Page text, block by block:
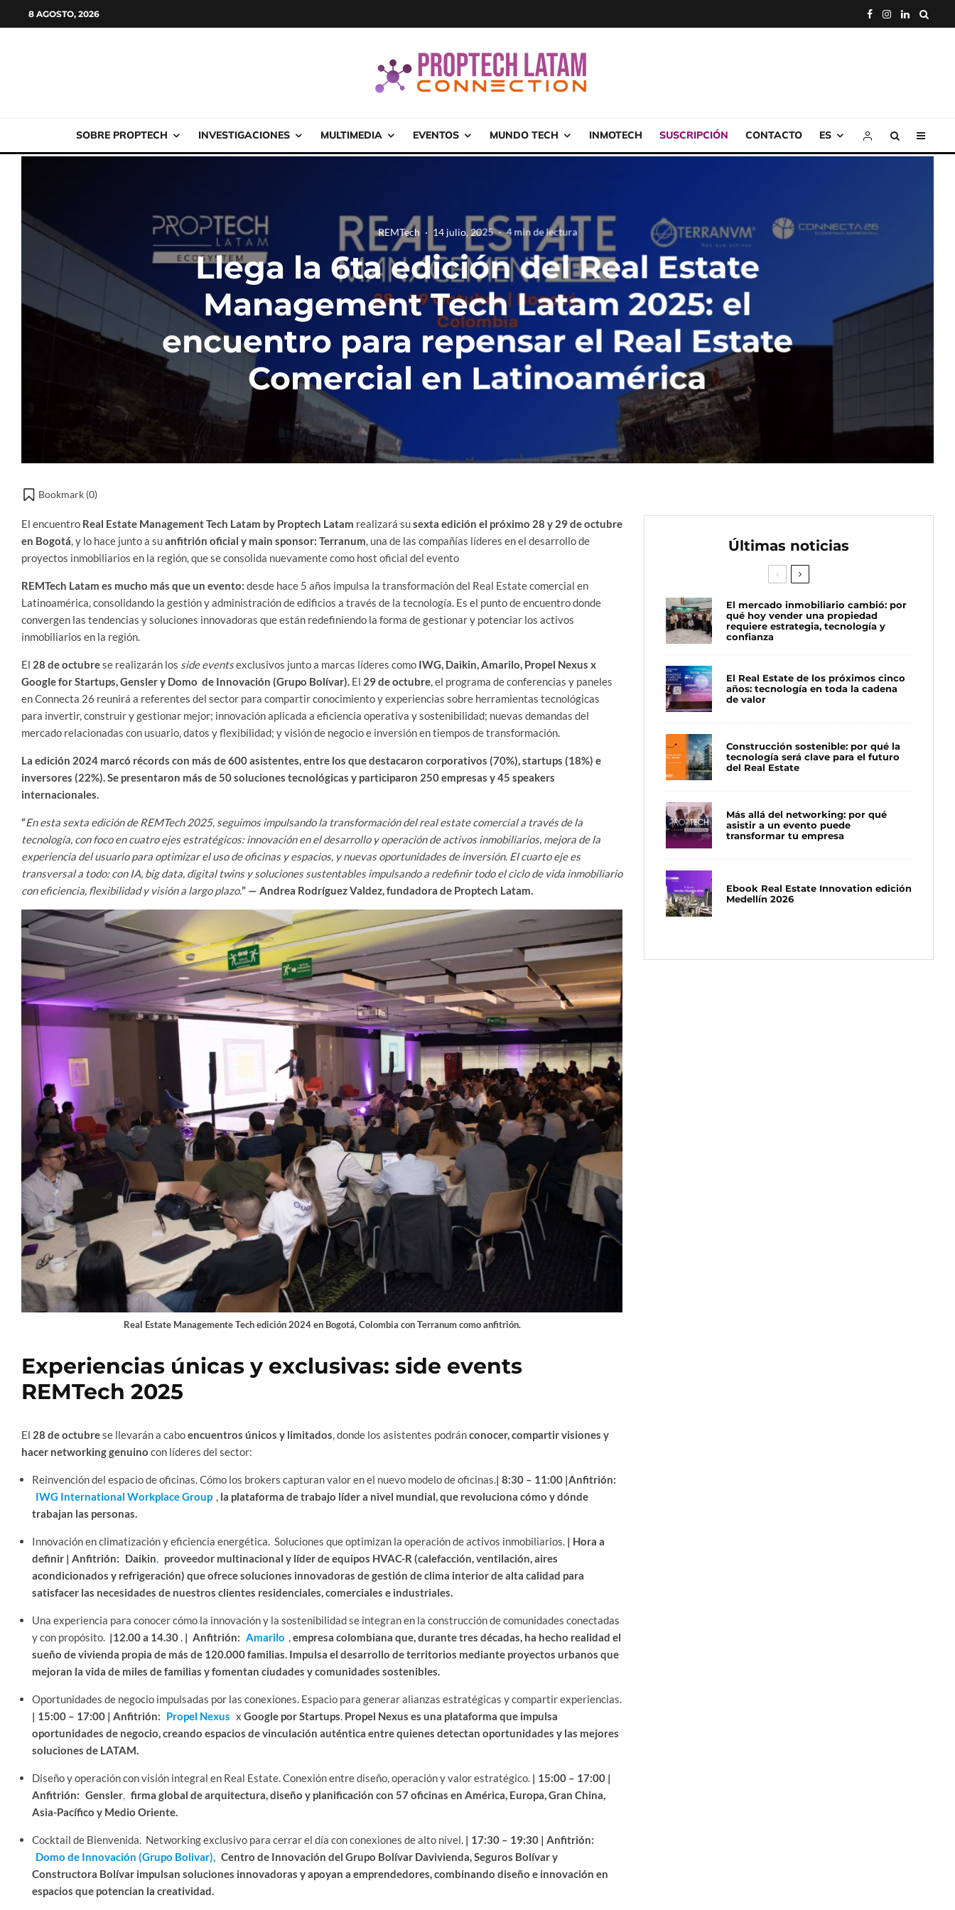
8 AGOSTO, 2026
SOBRE PROPTECH INVESTIGACIONES MULTIMEDIA EVENTOS MUNDO TECH INMOTECH SUSCRIPCIÓN CONTACTO ES
REMTech · 14 julio, 2025 · 4 min de lectura
Llega la 6ta edición del Real Estate
Management Tech Latam 2025: el
encuentro para repensar el Real Estate
Comercial en Latinoamérica
Bookmark (0)
El encuentro Real Estate Management Tech Latam by Proptech Latam realizará susexta edición el próximo 28 y 29 de octubre
en Bogotá, y lo hace junto a suanfitrión oficial y main sponsor: Terranum, una de las compañías líderes en el desarrollo de
proyectos inmobiliarios en la región, que se consolida nuevamente como host oficial del evento
REMTech Latam es mucho más que un evento: desde hace 5 años impulsa la transformación del Real Estate comercial en
Latinoamérica, consolidando la gestión y administración de edificios a través de la tecnología. Es el punto de encuentro donde
convergen las tendencias y soluciones innovadoras que están redefiniendo la forma de gestionar y potenciar los activos
inmobiliarios en la región.
El 28 de octubrese realizarán los side eventsexclusivos junto a marcas líderes como IWG, Daikin, Amarilo, Propel Nexus x
Google for Startups, Gensler y Domo de Innovación (Grupo Bolívar). El 29 de octubre, el programa de conferencias y paneles
en Connecta 26 reunirá a referentes del sector para compartir conocimiento y experiencias sobre herramientas tecnológicas
para invertir, construir y gestionar mejor; innovación aplicada a eficiencia operativa y sostenibilidad; nuevas demandas del
mercado relacionadas con usuario, datos y flexibilidad; y visión de negocio e inversión en tiempos de transformación.
La edición 2024 marcó récords con más de 600 asistentes, entre los que destacaron corporativos (70%), startups (18%) e
inversores (22%). Se presentaron más de 50 soluciones tecnológicas y participaron 250 empresas y 45 speakers
internacionales.
“En esta sexta edición de REMTech 2025, seguimos impulsando la transformación del real estate comercial a través de la
tecnología, con foco en cuatro ejes estratégicos: innovación en el desarrollo y operación de activos inmobiliarios, mejora de la
experiencia del usuario para optimizar el uso de oficinas y espacios, y nuevas oportunidades de inversión. El cuarto eje es
transversal a todo: con IA, big data, digital twins y soluciones sustentables impulsando a redefinir todo el ciclo de vida inmobiliario
con eficiencia, flexibilidad y visión a largo plazo.” — Andrea Rodríguez Valdez, fundadora de Proptech Latam.
Real Estate Managemente Tech edición 2024 en Bogotá, Colombia con Terranum como anfitrión.
Experiencias únicas y exclusivas: side events
REMTech 2025
El 28 de octubrese llevarán a caboencuentros únicos y limitados , donde los asistentes podránconocer, compartir visiones y
hacer networking genuino con líderes del sector:
Reinvención del espacio de oficinas. Cómo los brokers capturan valor en el nuevo modelo de oficinas. | 8:30 – 11:00 |Anfitrión:
IWG International Workplace Group
la plataforma de trabajo líder a nivel mundial, que revoluciona cómo y dónde
trabajan las personas.
Innovación en climatización y eficiencia energética. Soluciones que optimizan la operación de activos inmobiliarios. | Hora a
definir | Anfitrión: Daikin
proveedor multinacional y líder de equipos HVAC-R (calefacción, ventilación, aires
acondicionados y refrigeración) que ofrece soluciones innovadoras de gestión de clima interior de alta calidad para
satisfacer las necesidades de nuestros clientes residenciales, comerciales e industriales.
Una experiencia para conocer cómo la innovación y la sostenibilidad se integran en la construcción de comunidades conectadas
y con propósito. |12.00 a 14.30 | Anfitrión: Amarilo
empresa colombiana que, durante tres décadas, ha hecho realidad el
sueño de vivienda propia de más de 120.000 familias. Impulsa el desarrollo de territorios mediante proyectos urbanos que
mejoran la vida de miles de familias y fomentan ciudades y comunidades sostenibles.
Oportunidades de negocio impulsadas por las conexiones. Espacio para generar alianzas estratégicas y compartir experiencias.
| 15:00 – 17:00 | Anfitrión: Propel Nexus x Google por Startups Propel Nexus es una plataforma que impulsa
oportunidades de negocio, creando espacios de vinculación auténtica entre quienes detectan oportunidades y las mejores
soluciones de LATAM.
Diseño y operación con visión integral en Real Estate. Conexión entre diseño, operación y valor estratégico. | 15:00 – 17:00 |
Anfitrión: Gensler
firma global de arquitectura, diseño y planificación con 57 oficinas en América, Europa, Gran China,
Asia-Pacífico y Medio Oriente.
Cocktail de Bienvenida. Networking exclusivo para cerrar el día con conexiones de alto nivel. | 17:30 – 19:30 | Anfitrión:
Domo de Innovación (Grupo Bolivar)
Centro de Innovación del Grupo Bolívar Davivienda, Seguros Bolívar y
Constructora Bolívar impulsan soluciones innovadoras y apoyan a emprendedores, combinando diseño e innovación en
espacios que potencian la creatividad.
Últimas noticias
El mercado inmobiliario cambió: por
qué hoy vender una propiedad
requiere estrategia, tecnología y
confianza
El Real Estate de los próximos cinco
años: tecnología en toda la cadena
de valor
Construcción sostenible: por qué la
tecnología será clave para el futuro
del Real Estate
Más allá del networking: por qué
asistir a un evento puede
transformar tu empresa
Ebook Real Estate Innovation edición
Medellín 2026